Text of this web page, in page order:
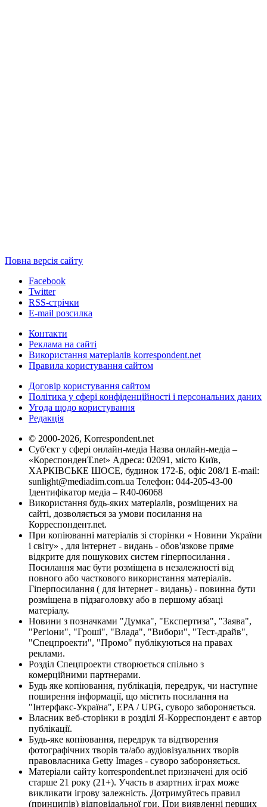
Повна версія сайту
Facebook
Twitter
RSS-стрічки
E-mail розсилка
Контакти
Реклама на сайті
Використання матеріалів korrespondent.net
Правила користування сайтом
Договір користування сайтом
Політика у сфері конфіденційності і персональних даних
Угода щодо користування
Редакція
© 2000-2026, Korrespondent.net
Суб'єкт у сфері онлайн-медіа Назва онлайн-медіа –
«КореспонденТ.net» Адреса: 02091, місто Київ,
ХАРКІВСЬКЕ ШОСЕ, будинок 172-Б, офіс 208/1 E-mail:
sunlight@mediadim.com.ua Телефон: 044-205-43-00
Ідентифікатор медіа – R40-06068
Використання будь-яких матеріалів, розміщених на
сайті, дозволяється за умови посилання на
Корреспондент.net.
При копіюванні матеріалів зі сторінки « Новини України
і світу» , для інтернет - видань - обов'язкове пряме
відкрите для пошукових систем гіперпосилання .
Посилання має бути розміщена в незалежності від
повного або часткового використання матеріалів.
Гіперпосилання ( для інтернет - видань) - повинна бути
розміщена в підзаголовку або в першому абзаці
матеріалу.
Новини з позначками "Думка", "Експертиза", "Заява",
"Регіони", "Гроші", "Влада", "Вибори", "Тест-драйв",
"Спецпроекти", "Промо" публікуються на правах
реклами.
Розділ Спецпроекти створюється спільно з
комерційними партнерами.
Будь яке копіювання, публікація, передрук, чи наступне
поширення інформації, що містить посилання на
"Інтерфакс-Україна", EPA / UPG, суворо забороняється.
Власник веб-сторінки в розділі Я-Корреспондент є автор
публікації.
Будь-яке копіювання, передрук та відтворення
фотографічних творів та/або аудіовізуальних творів
правовласника Getty Images - суворо забороняється.
Матеріали сайту korrespondent.net призначені для осіб
старше 21 року (21+). Участь в азартних іграх може
викликати ігрову залежність. Дотримуйтесь правил
(принципів) відповідальної гри. При виявленні перших